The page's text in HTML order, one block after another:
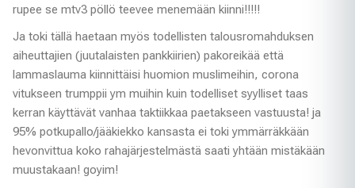
rupee se mtv3 pöllö teevee menemään kiinni!!!!!
Ja toki tällä haetaan myös todellisten talousromahduksen
aiheuttajien (juutalaisten pankkiirien) pakoreikää että
lammaslauma kiinnittäisi huomion muslimeihin, corona
vitukseen trumppii ym muihin kuin todelliset syylliset taas
kerran käyttävät vanhaa taktiikkaa paetakseen vastuusta! ja
95% potkupallo/jääkiekko kansasta ei toki ymmärräkkään
hevonvittua koko rahajärjestelmästä saati yhtään mistäkään
muustakaan! goyim!